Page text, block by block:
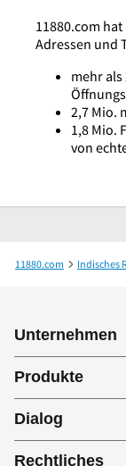
11880.com
Adressen und
mehr
2,7 Mio.
1,8 Mio.
von
11880.com Indisches
Unternehmen
Produkte
Dialog
Rechtliches